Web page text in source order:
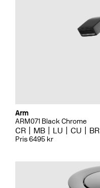
Arm
ARM071 Black Chrome
CR MB LU CU BR
Pris 6495 kr